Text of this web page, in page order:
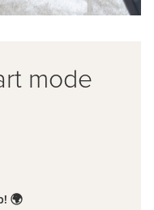
mode
🌍